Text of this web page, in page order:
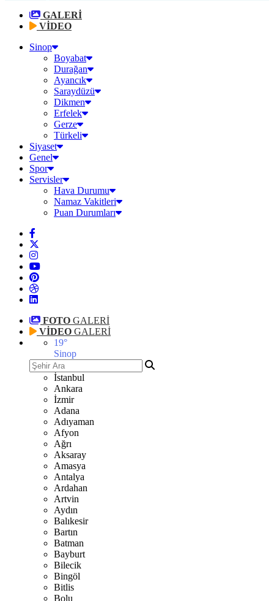
GALERİ
VİDEO
Sinop
Boyabat
Durağan
Ayancık
Saraydüzü
Dikmen
Erfelek
Gerze
Türkeli
Siyaset
Genel
Spor
Servisler
Hava Durumu
Namaz Vakitleri
Puan Durumları
FOTO GALERİ
VİDEO GALERİ
19°
Sinop
İstanbul
Ankara
İzmir
Adana
Adıyaman
Afyon
Ağrı
Aksaray
Amasya
Antalya
Ardahan
Artvin
Aydın
Balıkesir
Bartın
Batman
Bayburt
Bilecik
Bingöl
Bitlis
Bolu